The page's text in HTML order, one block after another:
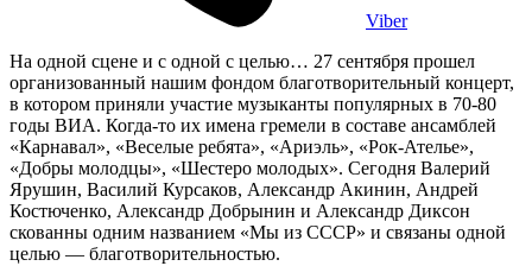
Viber
На одной сцене и с одной с целью… 27 сентября прошел
организованный нашим фондом благотворительный концерт,
в котором приняли участие музыканты популярных в 70-80
годы ВИА. Когда-то их имена гремели в составе ансамблей
«Карнавал», «Веселые ребята», «Ариэль», «Рок-Ателье»,
«Добры молодцы», «Шестеро молодых». Сегодня Валерий
Ярушин, Василий Курсаков, Александр Акинин, Андрей
Костюченко, Александр Добрынин и Александр Диксон
скованны одним названием «Мы из СССР» и связаны одной
целью — благотворительностью.